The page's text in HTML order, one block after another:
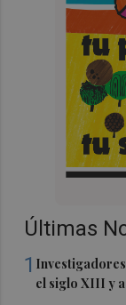
Últimas
1
el siglo XIII y